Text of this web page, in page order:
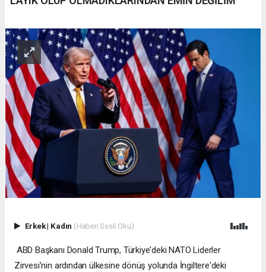
Erkek| Kadın (Haberi Sesli Oku)
ABD Başkanı Donald Trump, Türkiye'deki NATO Liderler
Zirvesi'nin ardından ülkesine dönüş yolunda İngiltere'deki